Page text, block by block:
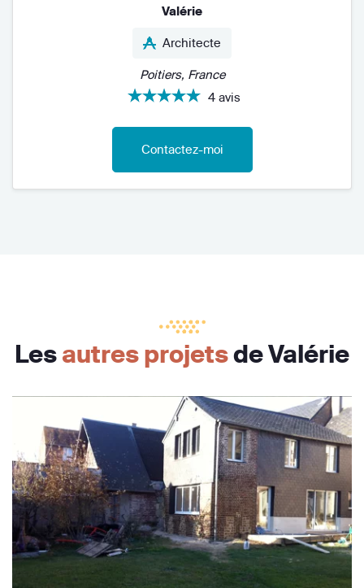
Valérie
Architecte
Poitiers, France
4 avis
Contactez-moi
Lesautres projetsde Valérie